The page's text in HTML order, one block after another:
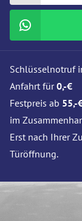
Schlüsselnotruf
Anfahrt für0,-€
Festpreis ab 55,-
im
Erst nach Ihrer
Türöffnung.